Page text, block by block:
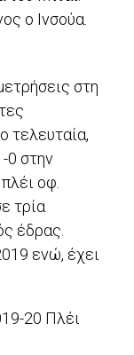
ο Ινσούα.
στη
τελευταία,
0 στην
οφ.
τρία
έδρας.
ενώ, έχει
20 Πλέι